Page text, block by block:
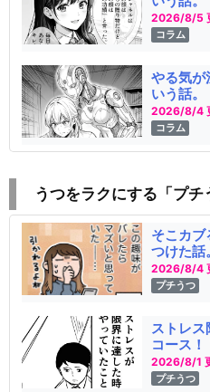
2026/8/5
コラム
やる気が
いう話。
2026/8/4
コラム
うつをラクにする「プチ
そこカブ
つけた話。
2026/8/4
プチうつ
ストレ
コース！
2026/8/1
プチうつ